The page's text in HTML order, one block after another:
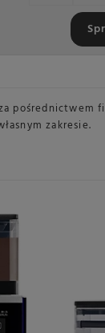
pośrednictwem
zakresie.